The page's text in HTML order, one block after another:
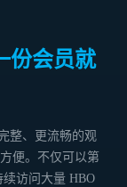
份会员就
整、更流畅的观
便。不仅可以第
访问大量 HBO